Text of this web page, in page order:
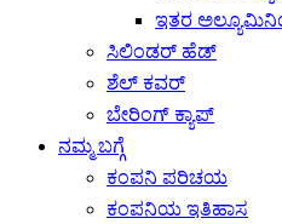
ಇತರ
ಸಿಲಿಂಡರ್ ಹೆಡ್
ಶೆಲ್ ಕವರ್
ಬೇರಿಂಗ್ ಕ್ಯಾಪ್
ನಮ್ಮ ಬಗ್ಗೆ
ಕಂಪನಿ ಪರಿಚಯ
ಕಂಪನಿಯ ಇತಿಹಾಸ